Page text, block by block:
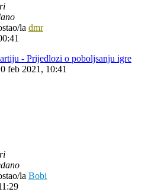
la dmr
- Prijedlozi o poboljsanju igre
feb 2021, 10:41
la Bobi